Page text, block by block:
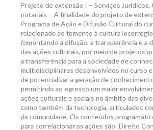
Projeto de extensão I – Serviços Jurídicos,
notariais – A finalidade do projeto de
Programa de Ação e Difusão Cultural do
relacionado ao fomento à cultura
fomentando a difusão, a transparência e a
das ações culturais, por meio de projetos
a transferência para a sociedade de
multidisciplinares desenvolvidos no curso
de potencializar a geração de
permitindo ao egresso um maior
ações culturais e sociais no âmbito das
como também da tecnologia, articulados
da comunidade. Os conteúdos
para correlacionar as ações são: Direito